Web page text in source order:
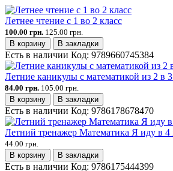
Летнее чтение с 1 во 2 класс
100.00 грн. 125.00 грн.
В корзину
В закладки
Есть в наличии Код: 9789660745384
Летние каникулы с математикой из 2 в 3
84.00 грн. 105.00 грн.
В корзину
В закладки
Есть в наличии Код: 9786178678470
Летний тренажер Математика Я иду в 4
44.00 грн.
В корзину
В закладки
Есть в наличии Код: 9786175444399